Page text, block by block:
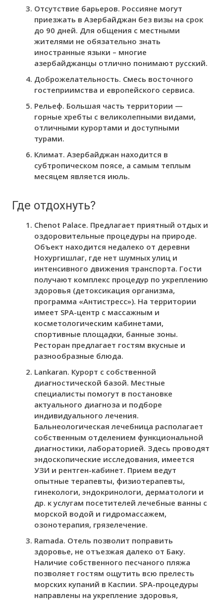
Отсутствие барьеров. Россияне могут
приезжать в Азербайджан без визы на срок
до 90 дней. Для общения с местными
жителями не обязательно знать
иностранные языки – многие
азербайджанцы отлично понимают русский.
Доброжелательность. Смесь восточного
гостеприимства и европейского сервиса.
Рельеф. Большая часть территории —
горные хребты с великолепными видами,
отличными курортами и доступными
турами.
Климат. Азербайджан находится в
субтропическом поясе, а самым теплым
месяцем является июль.
Где отдохнуть?
Chenot Palace. Предлагает приятный отдых и
оздоровительные процедуры на природе.
Объект находится недалеко от деревни
Нохургишлаг, где нет шумных улиц и
интенсивного движения транспорта. Гости
получают комплекс процедур по укреплению
здоровья (детоксикация организма,
программа «Антистресс»). На территории
имеет SPA-центр с массажным и
косметологическим кабинетами,
спортивные площадки, банные зоны.
Ресторан предлагает гостям вкусные и
разнообразные блюда.
Lankaran. Курорт с собственной
диагностической базой. Местные
специалисты помогут в постановке
актуального диагноза и подборе
индивидуального лечения.
Бальнеологическая лечебница располагает
собственным отделением функциональной
диагностики, лабораторией. Здесь проводят
эндоскопические исследования, имеется
УЗИ и рентген-кабинет. Прием ведут
опытные терапевты, физиотерапевты,
гинекологи, эндокринологи, дерматологи и
др. к услугам посетителей лечебные ванны с
морской водой и гидромассажем,
озонотерапия, грязелечение.
Ramada. Отель позволит поправить
здоровье, не отъезжая далеко от Баку.
Наличие собственного песчаного пляжа
позволяет гостям ощутить всю прелесть
морских купаний в Каспии. SPA-процедуры
направлены на укрепление здоровья,